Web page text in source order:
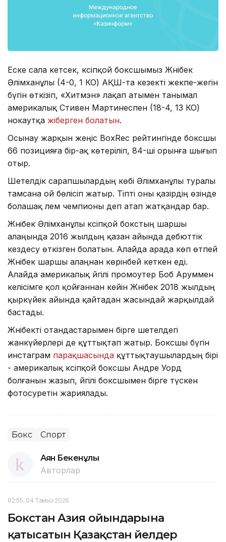
Еске сала кетсек, кәсіпқой боксшымыз Жәнібек
Әлімханұлы (4-0, 1 КО) АҚШ-та кезекті жекпе-жегін
бүгін өткізіп, «Хитмэн» лақап атымен танымал
америкалық Стивен Мартинеспен (18-4, 13 КО)
нокаутқа жіберген болатын.
Осынау жарқын жеңіс BoxRec рейтингінде боксшы
66 позицияға бір-ақ көтеріліп, 84-ші орынға шығып
отыр.
Шетелдік сарапшылардың көбі Әлімханұлы туралы
тамсана ой бөлісіп жатыр. Тіпті оны қазірдің өзінде
болашақ әлем чемпионы деп атап жатқандар бар.
Жәнібек Әлімханұлы кәсіпқой бокстың шаршы
алаңында 2016 жылдың қазан айында дебюттік
кездесу өткізген болатын. Алайда арада көп өтпей
Жәнібек шаршы алаңнан көрінбей кеткен еді.
Алайда америкалық әйгілі промоутер Боб Аруммен
келісімге қол қойғаннан кейін Жәнібек 2018 жылдың
қыркүйек айында қайтадан жасындай жарқылдай
бастады.
Жәнібекті отандастарымен бірге шетелдегі
жанкүйерлері де құттықтап жатыр. Боксшы бүгін
инстаграм парақшасында құттықтаушылардың бірі
- америкалық кәсіпқой боксшы Андре Уорд
болғанын жазып, әйгілі боксшымен бірге түскен
фотосуретін жариялады.
Бокс Спорт
Аян Бекенұлы
Авторлар
02:55, 04 Тамыз 2026
Бокстан Азия ойындарына
қатысатын Қазақстан әйелдер